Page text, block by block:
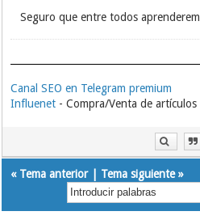
Seguro que entre todos
Canal SEO en Telegram premium
Influenet - Compra/Venta de
« Tema anterior| Tema siguiente»